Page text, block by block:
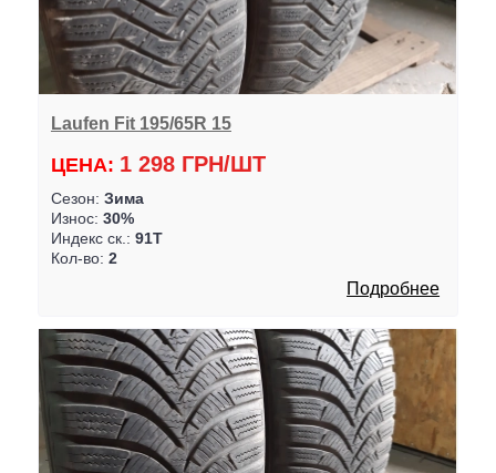
Laufen Fit 195/65R 15
ЦЕНА: 1 298 ГРН/ШТ
Сезон: Зима
Износ: 30%
Индекс ск.: 91T
Кол-во: 2
Подробнее